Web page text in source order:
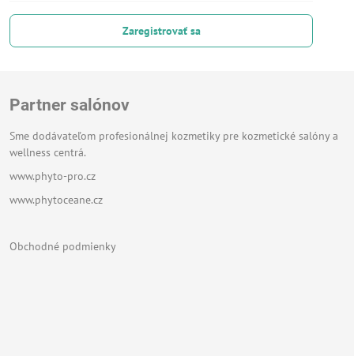
Zaregistrovať sa
Partner salónov
Sme dodávateľom profesionálnej kozmetiky pre kozmetické salóny a
wellness centrá.
www.phyto-pro.cz
www.phytoceane.cz
Obchodné podmienky